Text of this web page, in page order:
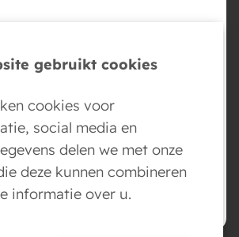
NU JE AI AGENT DEMO
gebruikt cookies
cookies voor
social media en
delen we met onze
deze kunnen combineren
informatie over u.